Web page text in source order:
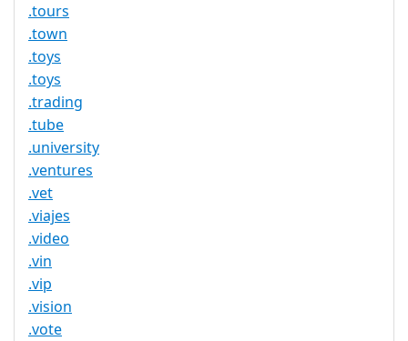
.tours
.town
.toys
.toys
.trading
.tube
.university
.ventures
.vet
.viajes
.video
.vin
.vip
.vision
.vote